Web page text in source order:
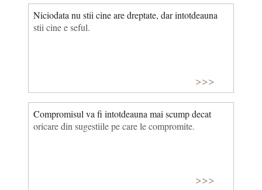
Niciodata nu stii cine are dreptate, dar intotdeauna
stii cine e seful.
>>>
Compromisul va fi intotdeauna mai scump decat
oricare din sugestiile pe care le compromite.
>>>